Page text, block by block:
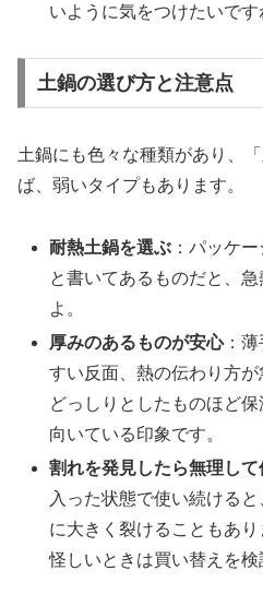
いように気をつけたいです
土鍋の選び方と注意点
土鍋にも色々な種類があり、
ば、弱いタイプもあります。
耐熱土鍋を選ぶ ：パッケ
と書いてあるものだと、
よ。
厚みのあるものが安心：薄
すい反面、熱の伝わり方が
どっしりとしたものほど
向いている印象です。
割れを発見したら無理し
入った状態で使い続ける
に大きく裂けることもあり
怪しいときは買い替えを検